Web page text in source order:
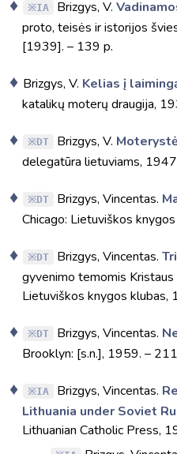
IA Brizgys, V.
proto, teisės ir istorijos
[1939]. – 139 p.
Brizgys, V. Kelias į
katalikų moterų draugija,
DT Brizgys, V.
delegatūra lietuviams,
DT Brizgys, Vincentas.
Chicago: Lietuviškos
DT Brizgys, Vincentas.
gyvenimo temomis Kristaus
Lietuviškos knygos klubas,
DT Brizgys, Vincentas.
Brooklyn: [s.n.], 1959. –
IA Brizgys, Vincentas.
Lithuania under Soviet
Lithuanian Catholic Press,